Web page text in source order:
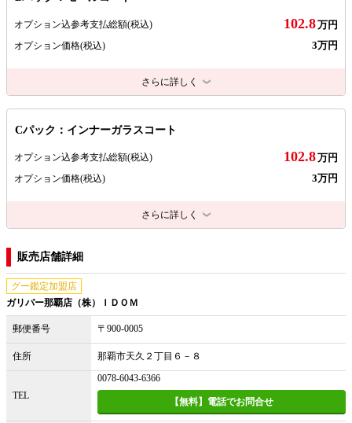
オプション込参考支払総額(税込) 102.8万円
オプション価格(税込) 3万円
さらに詳しく
Cパック：インナーガラスコート
オプション込参考支払総額(税込) 102.8万円
オプション価格(税込) 3万円
さらに詳しく
販売店舗詳細
グー鑑定加盟店
ガリバー那覇店（株）ＩＤＯＭ
郵便番号 〒900-0005
住所 那覇市天久２丁目６－８
TEL
0078-6043-6366
【無料】電話でお問合せ